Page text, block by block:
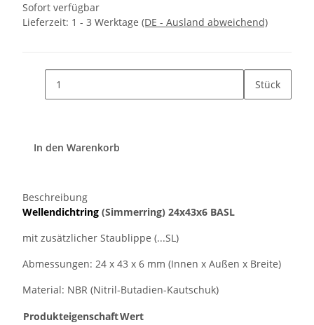
Sofort verfügbar
Lieferzeit: 1 - 3 Werktage (DE - Ausland abweichend)
Stück
In den Warenkorb
Beschreibung
Wellendichtring (Simmerring) 24x43x6 BASL
mit zusätzlicher Staublippe (...SL)
Abmessungen: 24 x 43 x 6 mm (Innen x Außen x Breite)
Material: NBR (Nitril-Butadien-Kautschuk)
ProdukteigenschaftWert